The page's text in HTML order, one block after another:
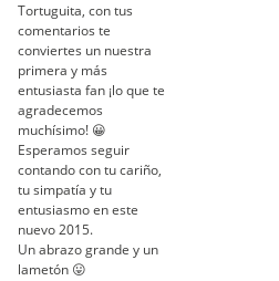
Tortuguita, con tus
comentarios te
conviertes un nuestra
primera y más
entusiasta fan ¡lo que te
agradecemos
muchísimo! 😀
Esperamos seguir
contando con tu cariño,
tu simpatía y tu
entusiasmo en este
nuevo 2015.
Un abrazo grande y un
lametón 😛